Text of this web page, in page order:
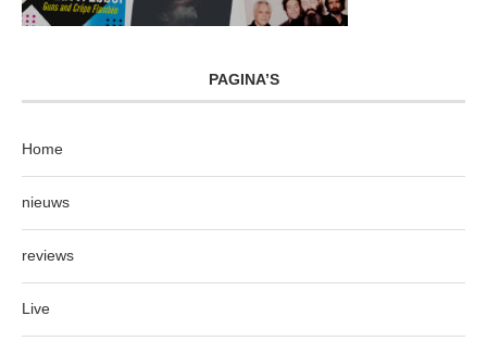
PAGINA’S
Home
nieuws
reviews
Live